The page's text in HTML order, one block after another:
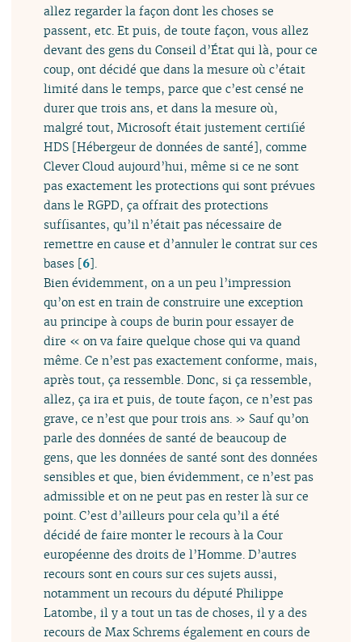
allez regarder la façon dont les choses se
passent, etc. Et puis, de toute façon, vous allez
devant des gens du Conseil d’État qui là, pour ce
coup, ont décidé que dans la mesure où c’était
limité dans le temps, parce que c’est censé ne
durer que trois ans, et dans la mesure où,
malgré tout, Microsoft était justement certifié
HDS [Hébergeur de données de santé], comme
Clever Cloud aujourd’hui, même si ce ne sont
pas exactement les protections qui sont prévues
dans le RGPD, ça offrait des protections
suffisantes, qu’il n’était pas nécessaire de
remettre en cause et d’annuler le contrat sur ces
bases [6]
Bien évidemment, on a un peu l’impression
qu’on est en train de construire une exception
au principe à coups de burin pour essayer de
dire « on va faire quelque chose qui va quand
même. Ce n’est pas exactement conforme, mais,
après tout, ça ressemble. Donc, si ça ressemble,
allez, ça ira et puis, de toute façon, ce n’est pas
grave, ce n’est que pour trois ans. » Sauf qu’on
parle des données de santé de beaucoup de
gens, que les données de santé sont des données
sensibles et que, bien évidemment, ce n’est pas
admissible et on ne peut pas en rester là sur ce
point. C’est d’ailleurs pour cela qu’il a été
décidé de faire monter le recours à la Cour
européenne des droits de l’Homme. D’autres
recours sont en cours sur ces sujets aussi,
notamment un recours du député Philippe
Latombe, il y a tout un tas de choses, il y a des
recours de Max Schrems également en cours de